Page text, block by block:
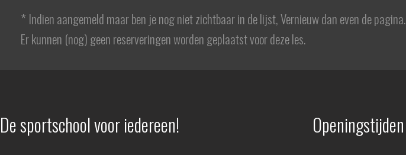
* Indien aangemeld maar ben je nog niet zichtbaar in de lijst, Vernieuw dan even de pagina.
Er kunnen (nog) geen reserveringen worden geplaatst voor deze les.
De sportschool voor iedereen! Openingstijden